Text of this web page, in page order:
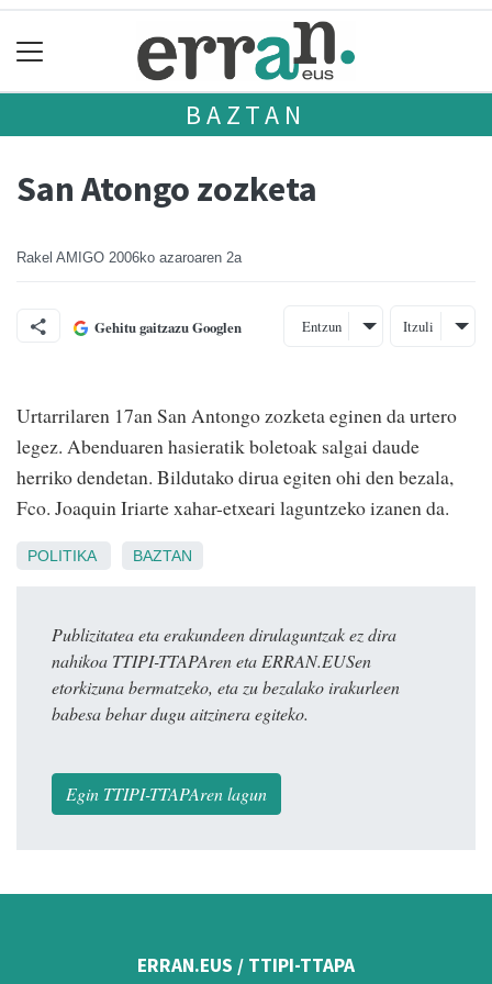
BAZTAN
San Atongo zozketa
Rakel AMIGO 2006ko azaroaren 2a
Gehitu gaitzazu Googlen Entzun Itzuli
Urtarrilaren 17an San Antongo zozketa eginen da urtero
legez. Abenduaren hasieratik boletoak salgai daude
herriko dendetan. Bildutako dirua egiten ohi den bezala,
Fco. Joaquin Iriarte xahar-etxeari laguntzeko izanen da.
POLITIKA BAZTAN
Publizitatea eta erakundeen dirulaguntzak ez dira
nahikoa TTIPI-TTAPAren eta ERRAN.EUSen
etorkizuna bermatzeko, eta zu bezalako irakurleen
babesa behar dugu aitzinera egiteko.
Egin TTIPI-TTAPAren lagun
ERRAN.EUS / TTIPI-TTAPA